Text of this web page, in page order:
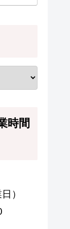
時間
）